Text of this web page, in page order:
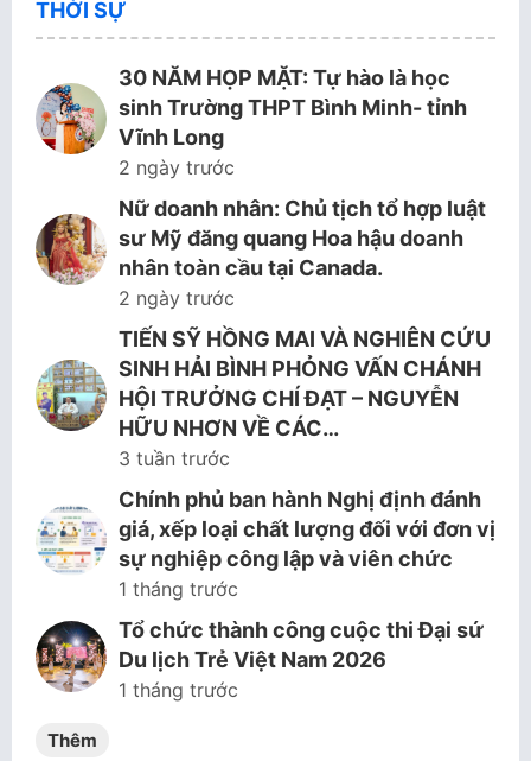
THỜI SỰ
30 NĂM HỌP MẶT: Tự hào là học
sinh Trường THPT Bình Minh- tỉnh
Vĩnh Long
2 ngày trước
Nữ doanh nhân: Chủ tịch tổ hợp luật
sư Mỹ đăng quang Hoa hậu doanh
nhân toàn cầu tại Canada.
2 ngày trước
TIẾN SỸ HỒNG MAI VÀ NGHIÊN CỨU
SINH HẢI BÌNH PHỎNG VẤN CHÁNH
HỘI TRƯỞNG CHÍ ĐẠT – NGUYỄN
HỮU NHƠN VỀ CÁC…
3 tuần trước
Chính phủ ban hành Nghị định đánh
giá, xếp loại chất lượng đối với đơn vị
sự nghiệp công lập và viên chức
1 tháng trước
Tổ chức thành công cuộc thi Đại sứ
Du lịch Trẻ Việt Nam 2026
1 tháng trước
Thêm